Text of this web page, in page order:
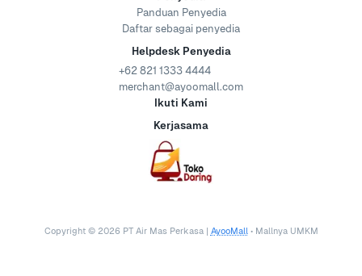
Panduan Penyedia
Daftar sebagai penyedia
Helpdesk Penyedia
+62 821 1333 4444
merchant@ayoomall.com
Ikuti Kami
Kerjasama
Copyright © 2026 PT Air Mas Perkasa | AyooMall • Mallnya UMKM